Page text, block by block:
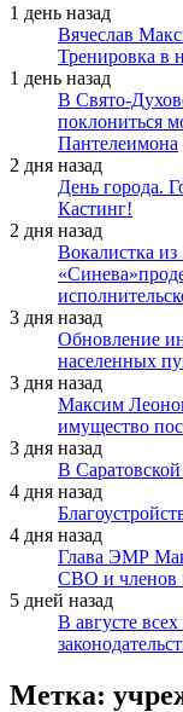
1 день назад
Вячеслав
Тренировка в
1 день назад
В Свято-
поклониться
Пантелеимона
2 дня назад
День города.
Кастинг!
2 дня назад
Вокалистка из
3 дня назад
Обновление
населенных
3 дня назад
Максим
имущество
3 дня назад
В Саратовской
4 дня назад
4 дня назад
Глава ЭМР
СВО и членов
5 дней назад
В августе
Метка: